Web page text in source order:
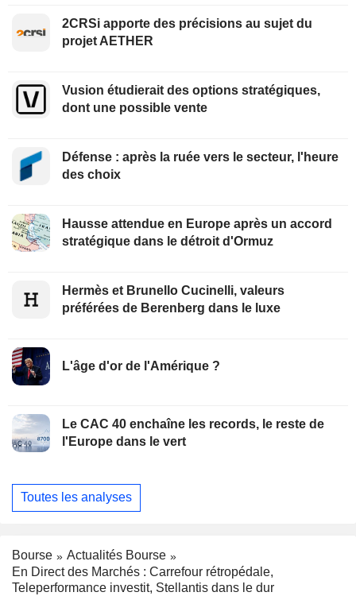
2CRSi apporte des précisions au sujet du
projet AETHER
Vusion étudierait des options stratégiques,
dont une possible vente
Défense : après la ruée vers le secteur, l'heure
des choix
Hausse attendue en Europe après un accord
stratégique dans le détroit d'Ormuz
Hermès et Brunello Cucinelli, valeurs
préférées de Berenberg dans le luxe
L'âge d'or de l'Amérique ?
Le CAC 40 enchaîne les records, le reste de
l'Europe dans le vert
Toutes les analyses
Bourse
Actualités Bourse
En Direct des Marchés : Carrefour rétropédale,
Teleperformance investit, Stellantis dans le dur